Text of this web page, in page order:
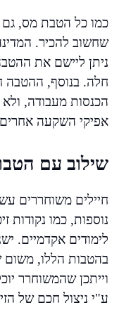
כמו כל הטבת מס, גם
שחשוב להכיר.
ניתן ליישם את
חלה. בנוסף, ההטבה
הכנסות מעבודה, ולא
אפיקי השקעה
שילוב עם
חיילים משוחררים
נוספות, כמו נקודות
לימודים אקדמיים.
בהטבות הללו, משום
וייתכן שהמשוחרר
ע"י ניצול חכם של